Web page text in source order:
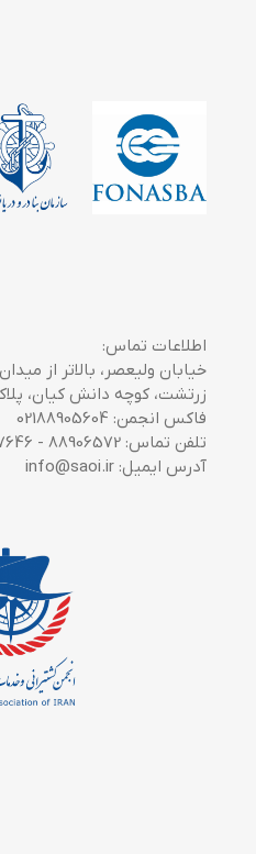
اطلاعات تماس:
خیابان ولیعصر، بالاتر از
زرتشت، کوچه دانش کیان، پلاک
فاکس انجمن: 02188905604
تلفن تماس: 88906572 - 88947646
آدرس ایمیل: info@saoi.ir